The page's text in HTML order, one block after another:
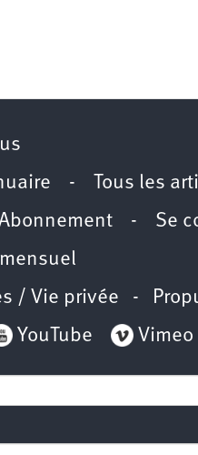
- Tous les
- Se
mensuel
/ Vie privée -
YouTube Vimeo